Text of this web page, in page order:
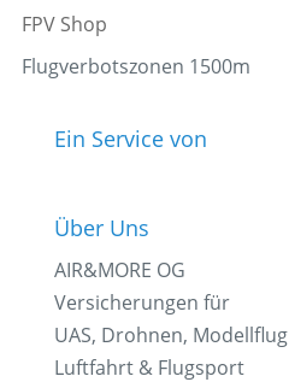
FPV Shop
Flugverbotszonen 1500m
Ein Service von
Über Uns
AIR&MORE OG
Versicherungen für
UAS, Drohnen, Modellflug
Luftfahrt & Flugsport